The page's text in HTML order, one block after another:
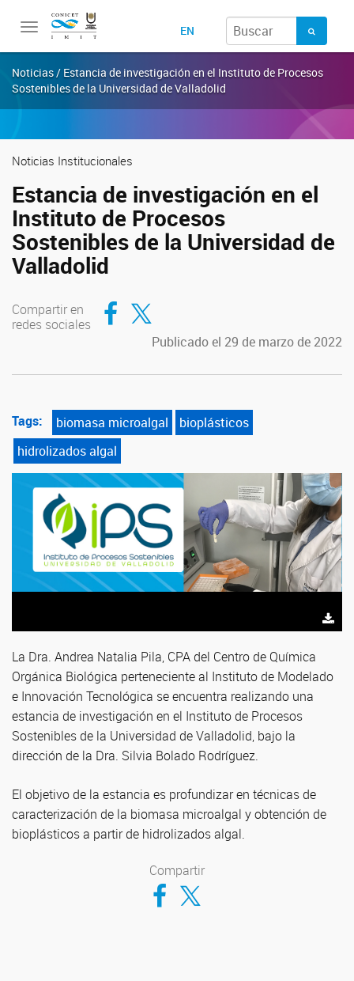
Toggle
EN
Noticias / Estancia de investigación en el Instituto de Procesos
Sostenibles de la Universidad de Valladolid
Noticias Institucionales
Estancia de investigación en el
Instituto de Procesos
Sostenibles de la Universidad de
Valladolid
Compartir en
redes sociales
Compartir en Facebook
Compartir en Twitter
Publicado el 29 de marzo de 2022
Tags: biomasa microalgal
bioplásticos
hidrolizados algal
La Dra. Andrea Natalia Pila, CPA del Centro de Química
Orgánica Biológica perteneciente al Instituto de Modelado
e Innovación Tecnológica se encuentra realizando una
estancia de investigación en el Instituto de Procesos
Sostenibles de la Universidad de Valladolid, bajo la
dirección de la Dra. Silvia Bolado Rodríguez.
El objetivo de la estancia es profundizar en técnicas de
caracterización de la biomasa microalgal y obtención de
bioplásticos a partir de hidrolizados algal.
Compartir
Compartir en Facebook
Compartir en Twitter